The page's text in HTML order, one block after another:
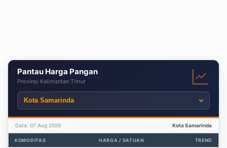
Pantau Harga Pangan
Provinsi Kalimantan Timur
Data: 07 Aug 2026 Kota Samarinda
KOMODITAS HARGA / SATUAN TREND